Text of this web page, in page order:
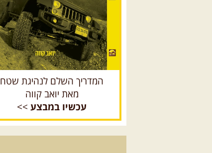
המדריך השלם לנהיגת שטח
מאת יואב קווה
עכשיו במבצע >>